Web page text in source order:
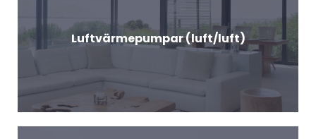
Luftvärmepumpar (luft/luft)